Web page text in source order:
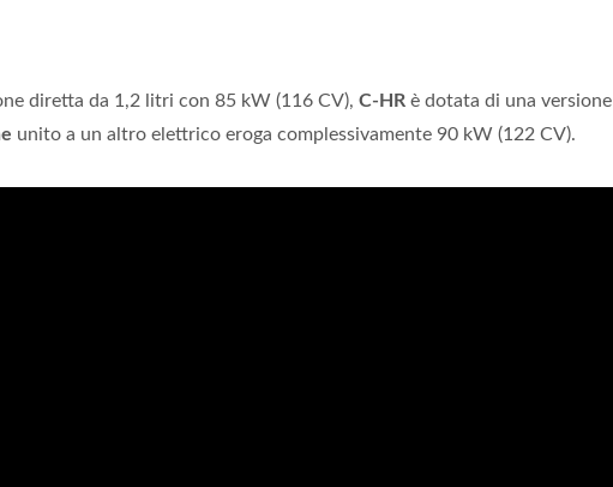
diretta da 1,2 litri con 85 kW (116 CV), C-HR è dotata di una versione
unito a un altro elettrico eroga complessivamente 90 kW (122 CV).